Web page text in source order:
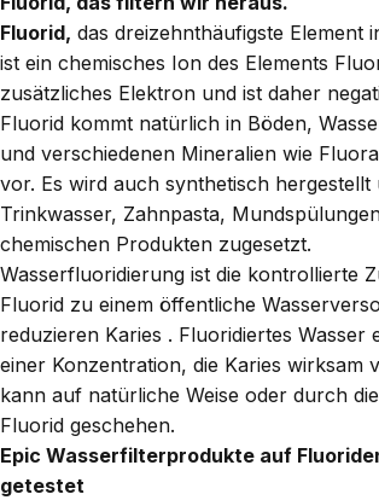
Fluorid, das dreizehnthäufigste Element
ist ein chemisches Ion des Elements
zusätzliches Elektron und ist daher
Fluorid kommt natürlich in Böden,
und verschiedenen Mineralien wie
vor. Es wird auch synthetisch hergestellt
Trinkwasser, Zahnpasta,
chemischen Produkten zugesetzt.
Wasserfluoridierung ist die kontrollierte
Fluorid zu einem öffentliche
reduzieren Karies . Fluoridiertes Wasser
einer Konzentration, die Karies wirksam
kann auf natürliche Weise oder durch
Fluorid geschehen.
Epic Wasserfilterprodukte auf
getestet